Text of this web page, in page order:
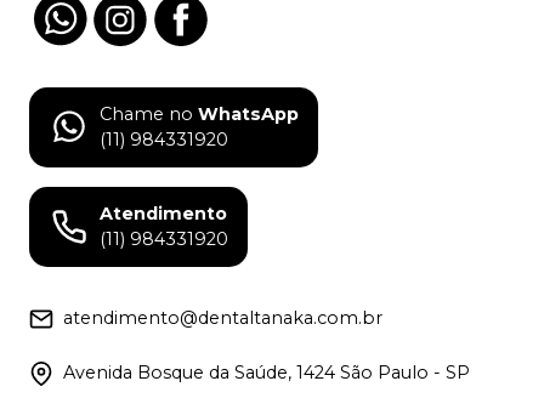
Chame no WhatsApp
(11) 984331920
Atendimento
(11) 984331920
atendimento@dentaltanaka.com.br
Avenida Bosque da Saúde, 1424 São Paulo - SP